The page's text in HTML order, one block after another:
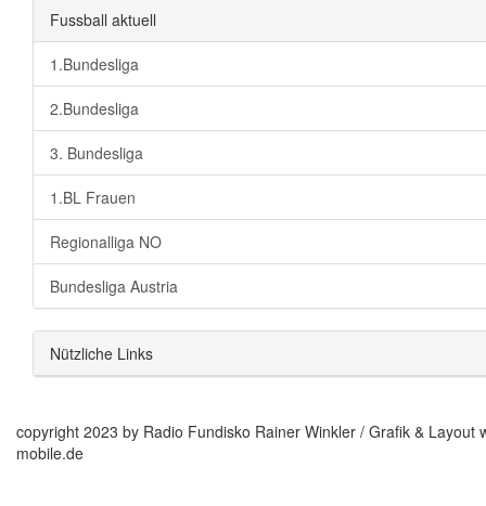
Fussball aktuell
1.Bundesliga
2.Bundesliga
3. Bundesliga
1.BL Frauen
Regionalliga NO
Bundesliga Austria
Nützliche Links
copyright 2023 by Radio Fundisko Rainer Winkler / Grafik & Layout
mobile.de